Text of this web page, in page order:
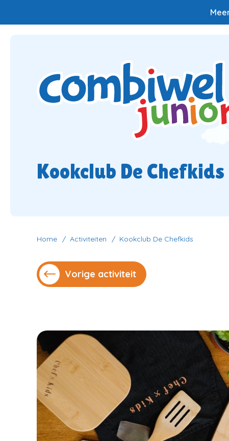
Kookclub De Chefkids
Home Activiteiten Kookclub De Chefkids
Vorige activiteit